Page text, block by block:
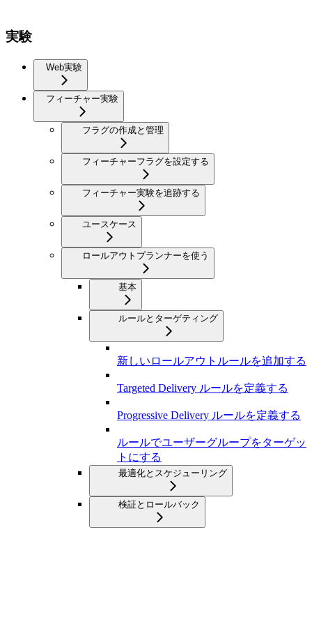
実験
Web実験
フィーチャー実験
フラグの作成と管理
フィーチャーフラグを設定する
フィーチャー実験を追跡する
ユースケース
ロールアウトプランナーを使う
基本
ルールとターゲティング
新しいロールアウトルールを追加する
Targeted Delivery ルールを定義する
Progressive Delivery ルールを定義する
ルールでユーザーグループをターゲッ
トにする
最適化とスケジューリング
検証とロールバック